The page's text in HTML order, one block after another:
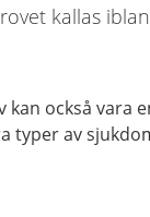
kallas
kan också vara
typer av